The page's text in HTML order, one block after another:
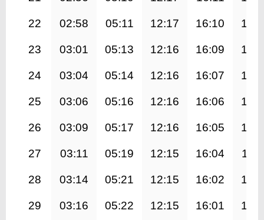
22 02:58 05:11 12:17 16:10
23 03:01 05:13 12:16 16:09
24 03:04 05:14 12:16 16:07
25 03:06 05:16 12:16 16:06
26 03:09 05:17 12:16 16:05
27 03:11 05:19 12:15 16:04
28 03:14 05:21 12:15 16:02
29 03:16 05:22 12:15 16:01